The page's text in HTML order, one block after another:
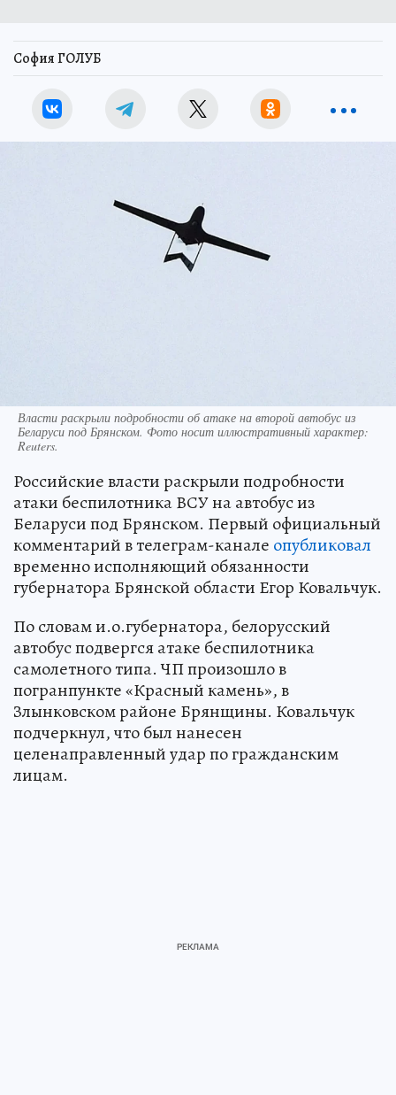
София ГОЛУБ
Власти раскрыли подробности об атаке на второй автобус из
Беларуси под Брянском. Фото носит иллюстративный характер:
Reuters.
Российские власти раскрыли подробности
атаки беспилотника ВСУ на автобус из
Беларуси под Брянском. Первый официальный
комментарий в телеграм-канале опубликовал
временно исполняющий обязанности
губернатора Брянской области Егор Ковальчук.
По словам и.о.губернатора, белорусский
автобус подвергся атаке беспилотника
самолетного типа. ЧП произошло в
погранпункте «Красный камень», в
Злынковском районе Брянщины. Ковальчук
подчеркнул, что был нанесен
целенаправленный удар по гражданским
лицам.